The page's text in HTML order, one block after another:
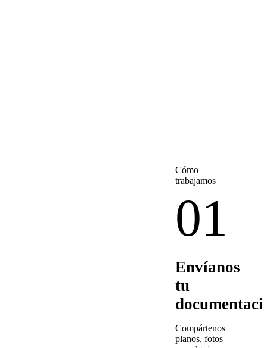
Cómo
trabajamos
01
Envíanos
tu
Compártenos
planos, fotos